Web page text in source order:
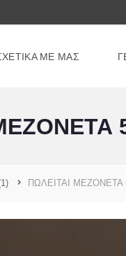
ΜΕ ΜΑΣ
ΠΩΛΕΙΤΑΙ ΜΕΖΟΝΕΤΑ